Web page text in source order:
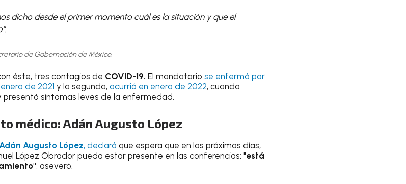
dicho desde el primer momento cuál es la situación y que el
de Gobernación de México.
éste, tres contagios de COVID-19. El mandatario se enfermó por
de 2021 y la segunda, ocurrió en enero de 2022, cuando
síntomas leves de la enfermedad.
médico: Adán Augusto López
Adán Augusto López, declaró que espera que en los próximos días,
López Obrador pueda estar presente en las conferencias; "está
, aseveró.